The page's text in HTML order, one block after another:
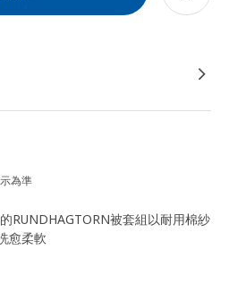
為準
RUNDHAGTORN被套組以耐用棉紗
愈柔軟